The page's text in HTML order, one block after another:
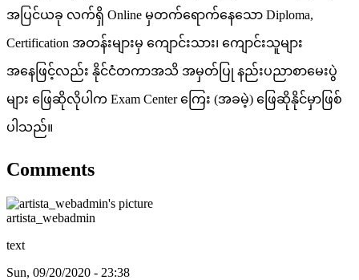
အပြင်ယခု လက်ရှိ Online မှတက်ရောက်နေသော Diploma,
Certification အတန်းများမှ ကျောင်းသား၊ ကျောင်းသူများ
အနေဖြင့်လည်း နိုင်ငံတကာအသိ အမှတ်ပြု နည်းပညာစာမေးပွဲ
များ ဖြေဆိုလိုပါက Exam Center ကြေး (အခမဲ့) ဖြေဆိုနိုင်မှာဖြစ်
ပါသည်။
Comments
artista_webadmin
text
Sun, 09/20/2020 - 23:38